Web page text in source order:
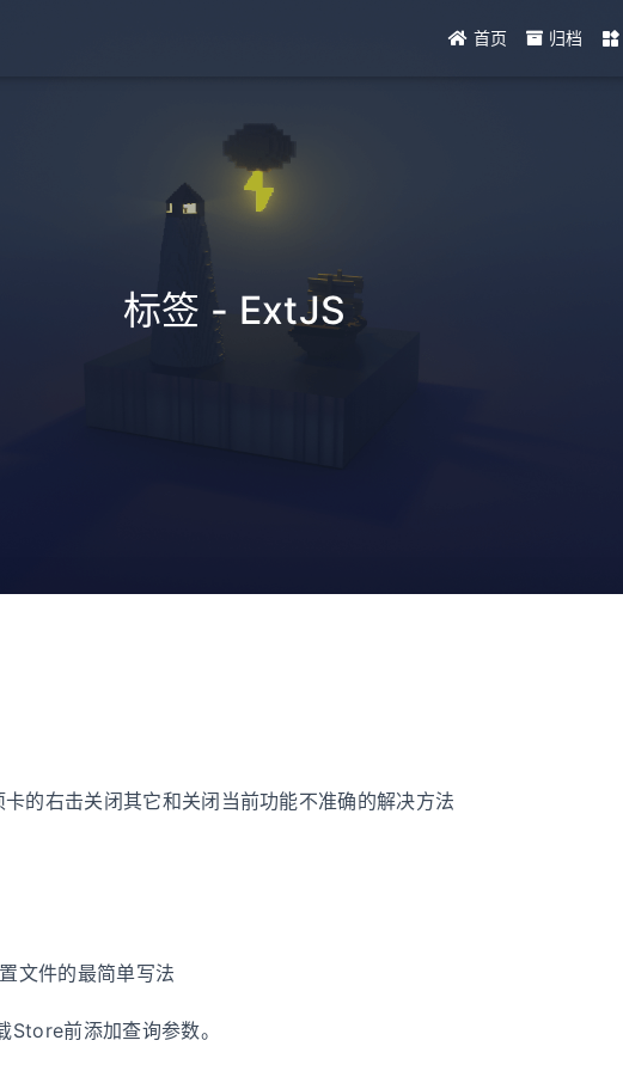
首页 归档
标签 - ExtJS_
的右击关闭其它和关闭当前功能不准确的解决方法
文件的最简单写法
前添加查询参数。